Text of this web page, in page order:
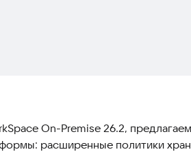
On-Premise 26.2,
расширенные политики